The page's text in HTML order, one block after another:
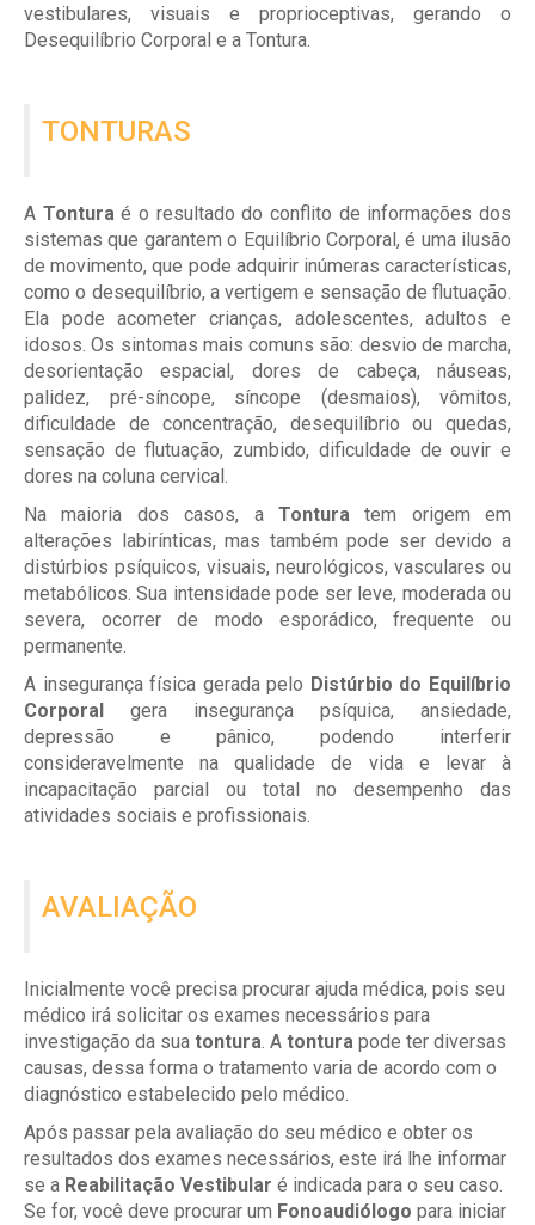
vestibulares, visuais e proprioceptivas, gerando o
Desequilíbrio Corporal e a Tontura.
TONTURAS
A Tonturaé o resultado do conflito de informações dos
sistemas que garantem o Equilíbrio Corporal, é uma ilusão
de movimento, que pode adquirir inúmeras características,
como o desequilíbrio, a vertigem e sensação de flutuação.
Ela pode acometer crianças, adolescentes, adultos e
idosos. Os sintomas mais comuns são: desvio de marcha,
desorientação espacial, dores de cabeça, náuseas,
palidez, pré-síncope, síncope (desmaios), vômitos,
dificuldade de concentração, desequilíbrio ou quedas,
sensação de flutuação, zumbido, dificuldade de ouvir e
dores na coluna cervical.
Na maioria dos casos, a Tonturatem origem em
alterações labirínticas, mas também pode ser devido a
distúrbios psíquicos, visuais, neurológicos, vasculares ou
metabólicos. Sua intensidade pode ser leve, moderada ou
severa, ocorrer de modo esporádico, frequente ou
permanente.
A insegurança física gerada pelo Distúrbio do Equilíbrio
Corporal gera insegurança psíquica, ansiedade,
depressão e pânico, podendo interferir
consideravelmente na qualidade de vida e levar à
incapacitação parcial ou total no desempenho das
atividades sociais e profissionais.
AVALIAÇÃO
Inicialmente você precisa procurar ajuda médica, pois seu
médico irá solicitar os exames necessários para
investigação da sua tontura. A tontura pode ter diversas
causas, dessa forma o tratamento varia de acordo com o
diagnóstico estabelecido pelo médico.
Após passar pela avaliação do seu médico e obter os
resultados dos exames necessários, este irá lhe informar
se a Reabilitação Vestibular é indicada para o seu caso.
Se for, você deve procurar um Fonoaudiólogo para iniciar